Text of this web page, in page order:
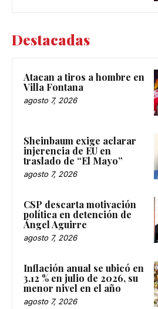
Destacadas
Atacan a tiros a hombre en
Villa Fontana
agosto 7, 2026
Sheinbaum exige aclarar
injerencia de EU en
traslado de “El Mayo”
agosto 7, 2026
CSP descarta motivación
política en detención de
Ángel Aguirre
agosto 7, 2026
Inflación anual se ubicó en
3.12 % en julio de 2026, su
menor nivel en el año
agosto 7, 2026